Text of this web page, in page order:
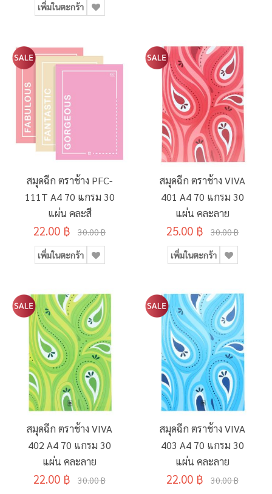
เพิ่มในตะกร้า
สมุดฉีก ตราช้าง PFC-
111T A4 70 แกรม 30
แผ่น คละสี
22.00 ฿ 30.00 ฿
เพิ่มในตะกร้า
สมุดฉีก ตราช้าง VIVA
401 A4 70 แกรม 30
แผ่น คละลาย
25.00 ฿ 30.00 ฿
เพิ่มในตะกร้า
สมุดฉีก ตราช้าง VIVA
402 A4 70 แกรม 30
แผ่น คละลาย
22.00 ฿ 30.00 ฿
สมุดฉีก ตราช้าง VIVA
403 A4 70 แกรม 30
แผ่น คละลาย
22.00 ฿ 30.00 ฿